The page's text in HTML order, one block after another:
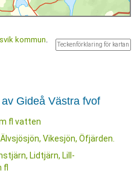
Teckenförklaring för kartan
kommun.
Gideå Västra fvof
fl vatten
Vikesjön, Öfjärden.
Lidtjärn, Lill-
fl